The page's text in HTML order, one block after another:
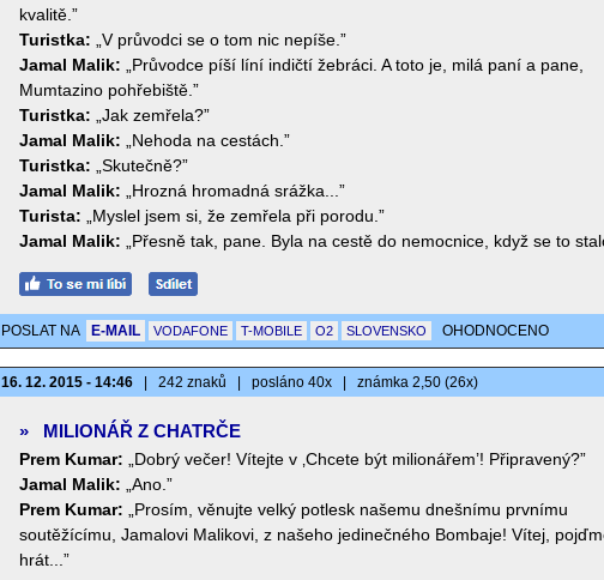
kvalitě.”
Turistka:
„V průvodci se o tom nic nepíše.”
Jamal Malik:
„Průvodce píší líní indičtí žebráci. A toto je, milá paní a pane,
Mumtazino pohřebiště.”
Turistka:
„Jak zemřela?”
Jamal Malik:
„Nehoda na cestách.”
Turistka:
„Skutečně?”
Jamal Malik:
„Hrozná hromadná srážka...”
Turista:
„Myslel jsem si, že zemřela při porodu.”
Jamal Malik:
„Přesně tak, pane. Byla na cestě do nemocnice, když se to
POSLAT NA E-MAIL VODAFONE T-MOBILE O2 SLOVENSKO OHODNOCENO
16. 12. 2015 - 14:46 242 znaků posláno 40x známka 2,50 (26x)
» MILIONÁŘ Z CHATRČE
Prem Kumar:
„Dobrý večer! Vítejte v ‚Chcete být milionářem’! Připravený?”
Jamal Malik:
„Ano.”
Prem Kumar:
„Prosím, věnujte velký potlesk našemu dnešnímu prvnímu
soutěžícímu, Jamalovi Malikovi, z našeho jedinečného Bombaje! Vítej,
hrát...”